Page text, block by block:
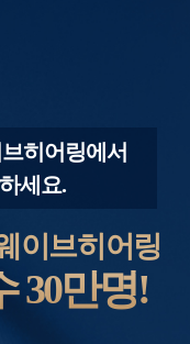
히어링에서
세요.
이브히어링
30만명!